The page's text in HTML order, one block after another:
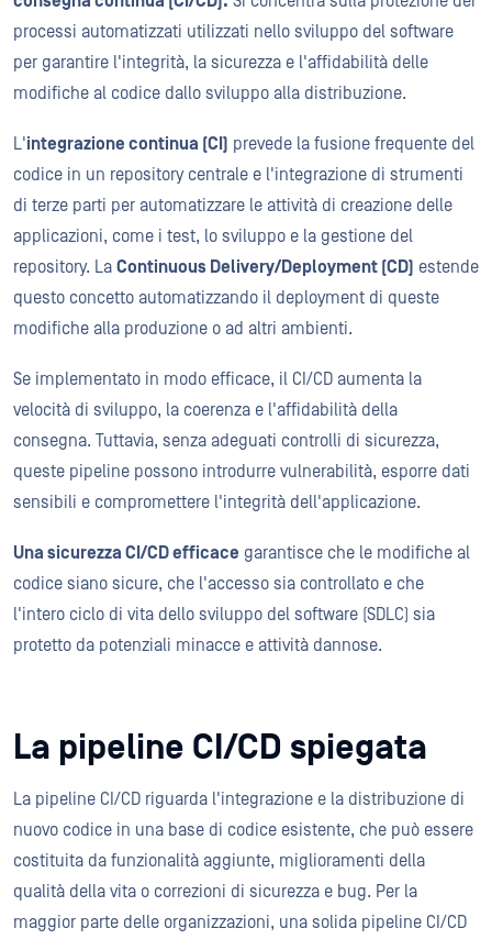
processi automatizzati utilizzati nello sviluppo del software
per garantire l'integrità, la sicurezza e l'affidabilità delle
modifiche al codice dallo sviluppo alla distribuzione.
L'integrazione continua (CI) prevede la fusione frequente del
codice in un repository centrale e l'integrazione di strumenti
di terze parti per automatizzare le attività di creazione delle
applicazioni, come i test, lo sviluppo e la gestione del
repository. La Continuous Delivery/Deployment (CD) estende
questo concetto automatizzando il deployment di queste
modifiche alla produzione o ad altri ambienti.
Se implementato in modo efficace, il CI/CD aumenta la
velocità di sviluppo, la coerenza e l'affidabilità della
consegna. Tuttavia, senza adeguati controlli di sicurezza,
queste pipeline possono introdurre vulnerabilità, esporre dati
sensibili e compromettere l'integrità dell'applicazione.
Una sicurezza CI/CD efficace garantisce che le modifiche al
codice siano sicure, che l'accesso sia controllato e che
l'intero ciclo di vita dello sviluppo del software (SDLC) sia
protetto da potenziali minacce e attività dannose.
La pipeline CI/CD spiegata
La pipeline CI/CD riguarda l'integrazione e la distribuzione di
nuovo codice in una base di codice esistente, che può essere
costituita da funzionalità aggiunte, miglioramenti della
qualità della vita o correzioni di sicurezza e bug. Per la
maggior parte delle organizzazioni, una solida pipeline CI/CD